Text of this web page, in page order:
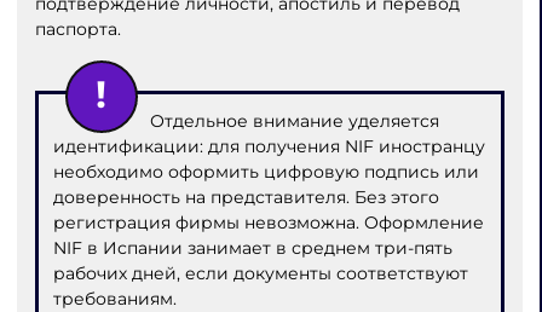
паспорта.
Отдельное внимание уделяется
идентификации: для получения NIF иностранцу
необходимо оформить цифровую подпись или
доверенность на представителя. Без этого
регистрация фирмы невозможна. Оформление
NIF в Испании занимает в среднем три-пять
рабочих дней, если документы соответствуют
требованиям.